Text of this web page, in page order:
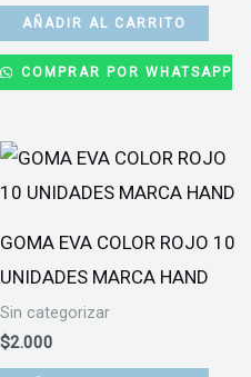
AÑADIR AL CARRITO
COMPRAR POR WHATSAPP
GOMA EVA COLOR ROJO 10
UNIDADES MARCA HAND
Sin categorizar
$2.000